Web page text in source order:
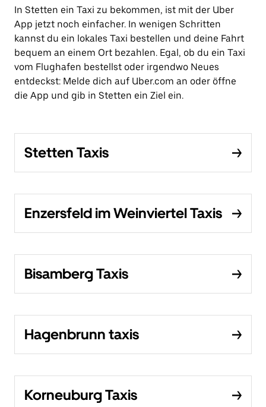
In Stetten ein Taxi zu bekommen, ist mit der Uber
App jetzt noch einfacher. In wenigen Schritten
kannst du ein lokales Taxi bestellen und deine Fahrt
bequem an einem Ort bezahlen. Egal, ob du ein Taxi
vom Flughafen bestellst oder irgendwo Neues
entdeckst: Melde dich auf Uber.com an oder öffne
die App und gib in Stetten ein Ziel ein.
Stetten Taxis
Enzersfeld im Weinviertel Taxis
Bisamberg Taxis
Hagenbrunn taxis
Korneuburg Taxis